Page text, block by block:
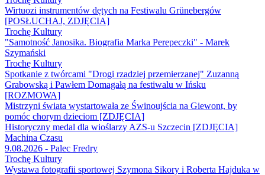
Wirtuozi instrumentów dętych na Festiwalu Grünebergów
[POSŁUCHAJ, ZDJĘCIA]
Trochę Kultury
"Samotność Janosika. Biografia Marka Perepeczki" - Marek
Szymański
Trochę Kultury
Spotkanie z twórcami "Drogi rzadziej przemierzanej" Zuzanną
Grabowską i Pawłem Domagałą na festiwalu w Ińsku
[ROZMOWA]
Mistrzyni świata wystartowała ze Świnoujścia na Giewont, by
pomóc chorym dzieciom [ZDJĘCIA]
Historyczny medal dla wioślarzy AZS-u Szczecin [ZDJĘCIA]
Machina Czasu
9.08.2026 - Palec Fredry
Trochę Kultury
Wystawa fotografii sportowej Szymona Sikory i Roberta Hajduka w